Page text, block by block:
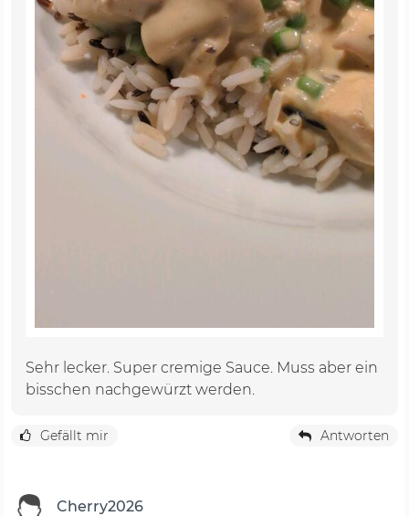
Sehr lecker. Super cremige Sauce. Muss aber ein
bisschen nachgewürzt werden.
Gefällt mir Antworten
Cherry2026